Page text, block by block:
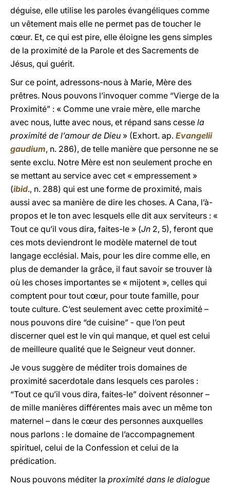
déguise, elle utilise les paroles évangéliques comme
un vêtement mais elle ne permet pas de toucher le
cœur. Et, ce qui est pire, elle éloigne les gens simples
de la proximité de la Parole et des Sacrements de
Jésus, qui guérit.
Sur ce point, adressons-nous à Marie, Mère des
prêtres. Nous pouvons l’invoquer comme “Vierge de la
Proximité” : « Comme une vraie mère, elle marche
avec nous, lutte avec nous, et répand sans cesse la
proximité de l’amour de Dieu » (Exhort. ap. Evangelii
gaudium, n. 286), de telle manière que personne ne se
sente exclu. Notre Mère est non seulement proche en
se mettant au service avec cet « empressement »
(ibid., n. 288) qui est une forme de proximité, mais
aussi avec sa manière de dire les choses. A Cana, l’à-
propos et le ton avec lesquels elle dit aux serviteurs : «
Tout ce qu’il vous dira, faites-le » (Jn 2, 5), feront que
ces mots deviendront le modèle maternel de tout
langage ecclésial. Mais, pour les dire comme elle, en
plus de demander la grâce, il faut savoir se trouver là
où les choses importantes se « mijotent », celles qui
comptent pour tout cœur, pour toute famille, pour
toute culture. C’est seulement avec cette proximité –
nous pouvons dire “de cuisine” - que l’on peut
discerner quel est le vin qui manque, et quel est celui
de meilleure qualité que le Seigneur veut donner.
Je vous suggère de méditer trois domaines de
proximité sacerdotale dans lesquels ces paroles :
“Tout ce qu’il vous dira, faites-le” doivent résonner –
de mille manières différentes mais avec un même ton
maternel – dans le cœur des personnes auxquelles
nous parlons : le domaine de l’accompagnement
spirituel, celui de la Confession et celui de la
prédication.
Nous pouvons méditer la proximité dans le dialogue